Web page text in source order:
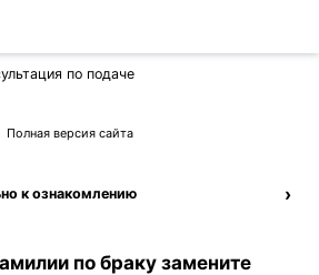
по подаче
Полная версия сайта
к ознакомлению ›
по браку замените